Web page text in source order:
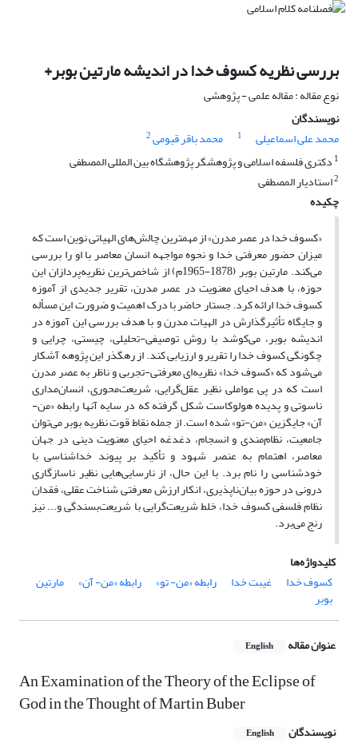
بررسی نظریه کسوف خدا در اندیشه مارتین بوبر+
نوع مقاله : مقاله علمی - پژوهشی
نویسندگان
محمد علی اسماعیلی
1 محمد باقر قیومی2
1 دکتری فلسفه اسلامی و پژوهشگر پژوهشگاه بین المللی المصطفی
2استادیار المصطفی
چکیده
«کسوف خدا در عصر مدرن» از مهمترین چالش‌های الهیاتی نوین است که
میزان حضور معرفتی خدا و نحوه مواجهه انسان معاصر با او را بررسی
می‌کند. مارتین بوبر (1878-1965م) از شاخص‌ترین نظریه‌پردازان این
حوزه، با هدف احیای معنویت در عصر مدرن، تقریر جدیدی از آموزه
کسوف خدا ارائه کرد. جستار حاضر با درک اهمیت و ضرورت این مسأله
و جایگاه تأثیرگذارش در الهیات مدرن و با هدف بررسی این آموزه در
اندیشه بوبر، می‌کوشد با روش توصیفی-تحلیلی، چیستی، چرایی و
چگونگی کسوف خدا را تقریر و ارزیابی کند. از رهگذر این پژوهه آشکار
می‌شود که «کسوف خدا» نظریه‌ای معرفتی-تجربی و ناظر به عصر مدرن
است که در پی عواملی نظیر عقل‌گرایی، شریعت‌محوری، انسان‌مداری
ناسوتی و پدیده هولوکاست شکل گرفته که در سایه آنها رابطه «من-
آن» جایگزین‌ «من-تو» شده است. از جمله نقاط قوت نظریه بوبر می‌توان
جامعیت، نظام‌مندی و انسجام، دغدغه احیای معنویت دینی در جهان
معاصر، اهتمام به عنصر شهود و تأکید بر پیوند خداشناسی با
خودشناسی را نام برد. با این حال، از نارسایی‌هایی نظیر ناسازگاری
درونی در حوزه بیان‌ناپذیری، انکار ارزش معرفتی شناخت عقلی، فقدان
نظام فلسفی کسوف خدا، خلط شریعت‌گرایی با شریعت‌بسندگی و... نیز
رنج می‌برد.
کلیدواژه‌ها
کسوف خدا
غیبت خدا رابطه «من- تو» رابطه «من- آن» مارتین
بوبر
عنوان مقاله English
An Examination of the Theory of the Eclipse of
God in the Thought of Martin Buber
نویسندگان English